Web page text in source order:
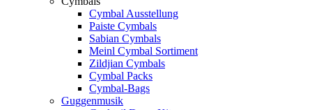
Cymbal Ausstellung
Paiste Cymbals
Sabian Cymbals
Meinl Cymbal Sortiment
Zildjian Cymbals
Cymbal Packs
Cymbal-Bags
Guggenmusik